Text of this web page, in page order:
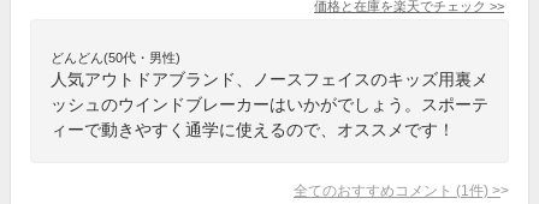
価格と在庫を楽天でチェック >>
どんどん(50代・男性)
人気アウトドアブランド、ノースフェイスのキッズ用裏メ
ッシュのウインドブレーカーはいかがでしょう。スポーテ
ィーで動きやすく通学に使えるので、オススメです！
全てのおすすめコメント (1 件) >